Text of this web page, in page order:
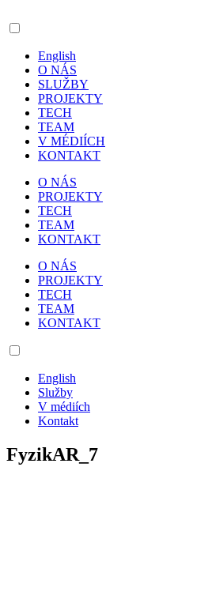
English
O NÁS
SLUŽBY
PROJEKTY
TECH
TEAM
V MÉDIÍCH
KONTAKT
O NÁS
PROJEKTY
TECH
TEAM
KONTAKT
O NÁS
PROJEKTY
TECH
TEAM
KONTAKT
English
Služby
V médiích
Kontakt
FyzikAR_7